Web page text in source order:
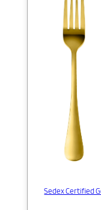
Sedex Certified